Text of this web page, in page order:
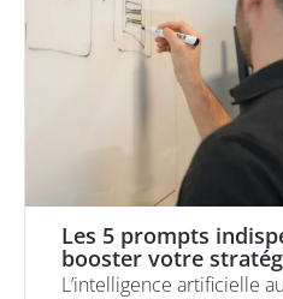
Les 5 prompts
booster votre
L’intelligence artificielle